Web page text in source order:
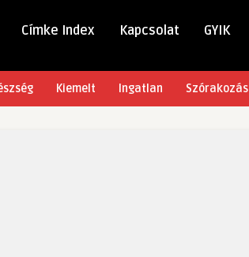
Címke Index Kapcsolat GYIK
Kiemelt Ingatlan Szórakozás